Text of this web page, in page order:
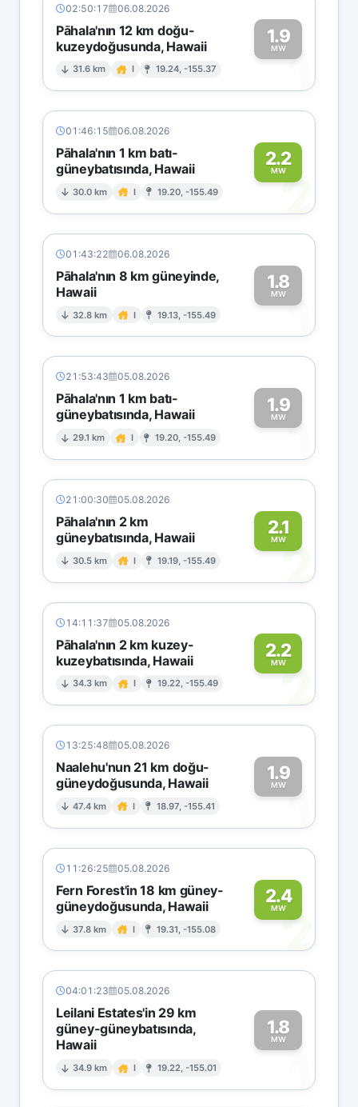
02:50:17 06.08.2026
Pāhala'nın 12 km doğu-
kuzeydoğusunda, Hawaii
31.6 km I 19.24, -155.37
1.9
MW1
01:46:15 06.08.2026
Pāhala'nın 1 km batı-
güneybatısında, Hawaii
30.0 km I 19.20, -155.49
2.2
MW
2
01:43:22 06.08.2026
Pāhala'nın 8 km güneyinde,
Hawaii
32.8 km I 19.13, -155.49
1.8
MW1
21:53:43 05.08.2026
Pāhala'nın 1 km batı-
güneybatısında, Hawaii
29.1 km I 19.20, -155.49
1.9
MW1
21:00:30 05.08.2026
Pāhala'nın 2 km
güneybatısında, Hawaii
30.5 km I 19.19, -155.49
2.1
MW2
14:11:37 05.08.2026
Pāhala'nın 2 km kuzey-
kuzeybatısında, Hawaii
34.3 km I 19.22, -155.49
2.2
MW2
13:25:48 05.08.2026
Naalehu'nun 21 km doğu-
güneydoğusunda, Hawaii
47.4 km I 18.97, -155.41
1.9
MW1
11:26:25 05.08.2026
Fern Forest'in 18 km güney-
güneydoğusunda, Hawaii
37.8 km I 19.31, -155.08
2.4
MW2
04:01:23 05.08.2026
Leilani Estates'in 29 km
güney-güneybatısında,
Hawaii
34.9 km I 19.22, -155.01
1.8
MW
1